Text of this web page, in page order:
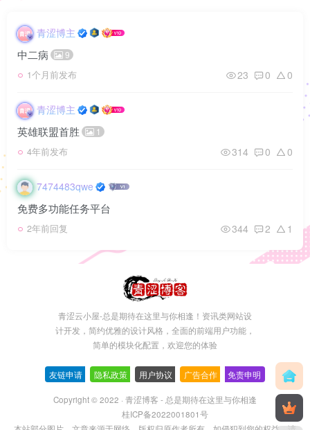
青涩博主
中二病 9
1个月前发布 23 0 0
青涩博主
英雄联盟首胜 1
4年前发布 314 0 0
7474483qwe
免费多功能任务平台
2年前回复 344 2 1
青涩云小屋-总是期待在这里与你相逢！资讯类网站设
计开发，简约优雅的设计风格，全面的前端用户功能，
简单的模块化配置，欢迎您的体验
友链申请 隐私政策 用户协议 广告合作 免责申明
Copyright © 2022 · 青涩博客 - 总是期待在这里与你相逢
桂ICP备2022001801号